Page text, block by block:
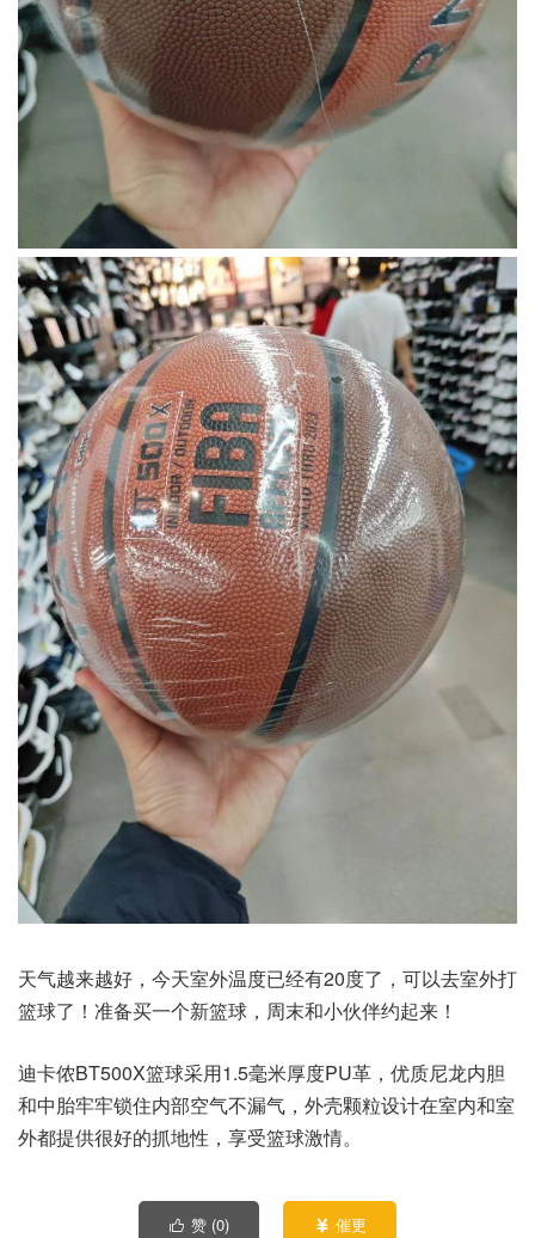
天气越来越好，今天室外温度已经有20度了，可以去室外打
篮球了！准备买一个新篮球，周末和小伙伴约起来！
迪卡侬BT500X篮球采用1.5毫米厚度PU革，优质尼龙内胆
和中胎牢牢锁住内部空气不漏气，外壳颗粒设计在室内和室
外都提供很好的抓地性，享受篮球激情。
 赞 (0)  催更